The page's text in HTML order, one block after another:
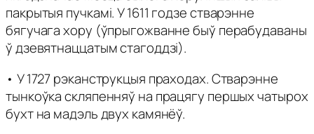
пакрытыя пучкамі. У 1611 годзе стварэнне
бягучага хору (ўпрыгожванне быў перабудаваны
ў дзевятнаццатым стагоддзі).
• У 1727 рэканструкцыя праходах. Стварэнне
тынкоўка скляпенняў на працягу першых чатырох
бухт на мадэль двух камянёў.